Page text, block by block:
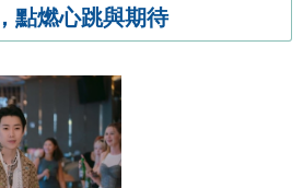
點燃心跳與期待